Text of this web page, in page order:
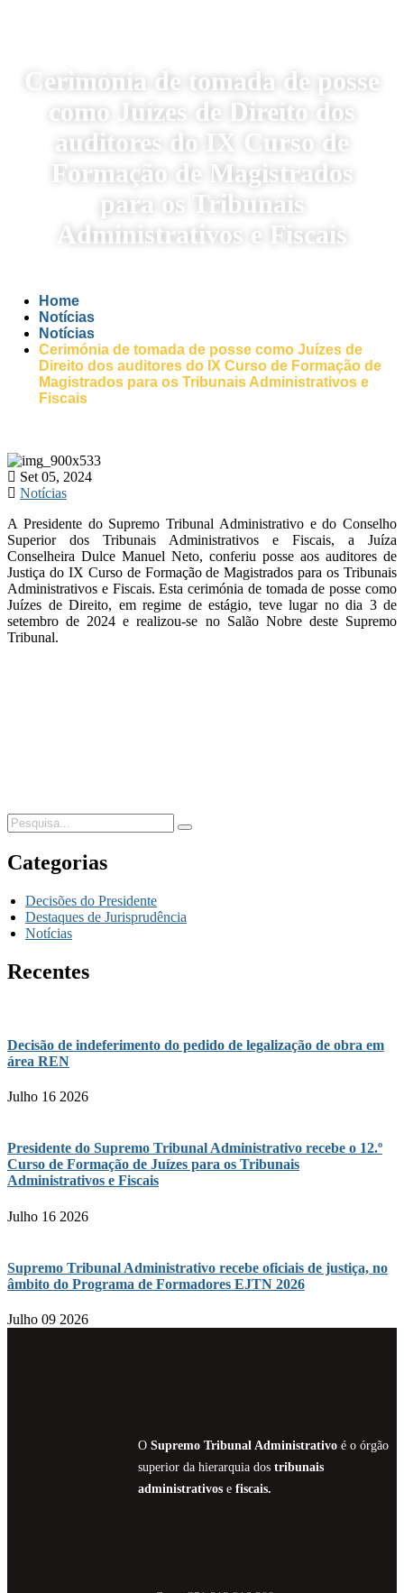
Cerimónia de tomada de posse
como Juízes de Direito dos
auditores do IX Curso de
Formação de Magistrados
para os Tribunais
Administrativos e Fiscais
Home
Notícias
Notícias
Cerimónia de tomada de posse como Juízes de
Direito dos auditores do IX Curso de Formação de
Magistrados para os Tribunais Administrativos e
Fiscais
Set 05, 2024
Notícias
A Presidente do Supremo Tribunal Administrativo e do Conselho
Superior dos Tribunais Administrativos e Fiscais, a Juíza
Conselheira Dulce Manuel Neto, conferiu posse aos auditores de
Justiça do IX Curso de Formação de Magistrados para os Tribunais
Administrativos e Fiscais. Esta cerimónia de tomada de posse como
Juízes de Direito, em regime de estágio, teve lugar no dia 3 de
setembro de 2024 e realizou-se no Salão Nobre deste Supremo
Tribunal.
Categorias
Decisões do Presidente
Destaques de Jurisprudência
Notícias
Recentes
Decisão de indeferimento do pedido de legalização de obra em
área REN
Julho 16 2026
Presidente do Supremo Tribunal Administrativo recebe o 12.º
Curso de Formação de Juízes para os Tribunais
Administrativos e Fiscais
Julho 16 2026
Supremo Tribunal Administrativo recebe oficiais de justiça, no
âmbito do Programa de Formadores EJTN 2026
Julho 09 2026
O Supremo Tribunal Administrativoé o órgão
superior da hierarquia dos tribunais
administrativose fiscais.